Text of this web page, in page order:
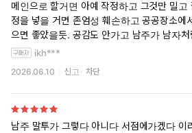
메인으로 할거면 아예 작정하고 그것만 밀고
정을 넣을 거면 존엄성 훼손하고 공공장소에
으면 좋았을듯. 공감도 안가고 남주가 남자처
나고... 후... 웬만한 독한 여공남수 다 봤지만
짜증이 나서 2권까지 겨우 읽고 더 억지로 읽
하차해야 할듯. 도서관에서 ㅈ 꺼내는 장면에
ikh***
2026.06.10 신고 차단
남주 말투가 그렇다 아니다 서점에가겠다 이